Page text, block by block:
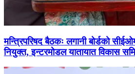
मन्त्रिपरिषद बैठकः लगानी बोर्डको
नियुक्त, इन्टरमोडल यातायात विकास